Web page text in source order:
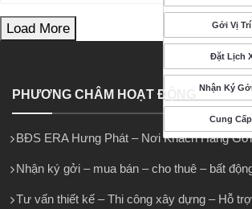
Load More Gởi Vị
Đặt Lịch
Nhận Ký
Cung
PHƯƠNG CHÂM HOẠT ĐỘNG
BĐS ERA Hưng Phát – Nơi Khách Hàng
Nhận ký gởi – mua bán – cho thuê – bất
Tư vấn thiết kế – Thi công xây dựng – Hỗ